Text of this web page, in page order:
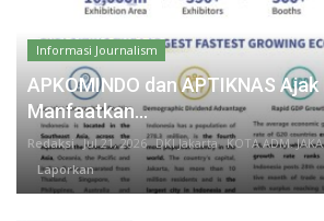
Informasi Journalism
APKOMINDO dan APTIKNAS
Manfaatkan...
Redaksi Jul 21, 2026 DKI Jakarta KOTA ADM.
Laporkan